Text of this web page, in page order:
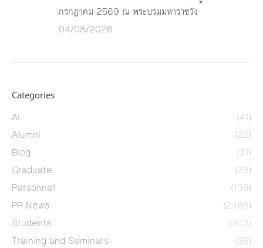
กรกฎาคม 2569 ณ พระบรมมหาราชวัง
04/08/2026
Categories
AI
(41)
Alumni
(22)
Blog
(31)
Graduate
(23)
Personnel
(139)
PR News
(2466)
Students
(303)
Training and Seminars
(36)